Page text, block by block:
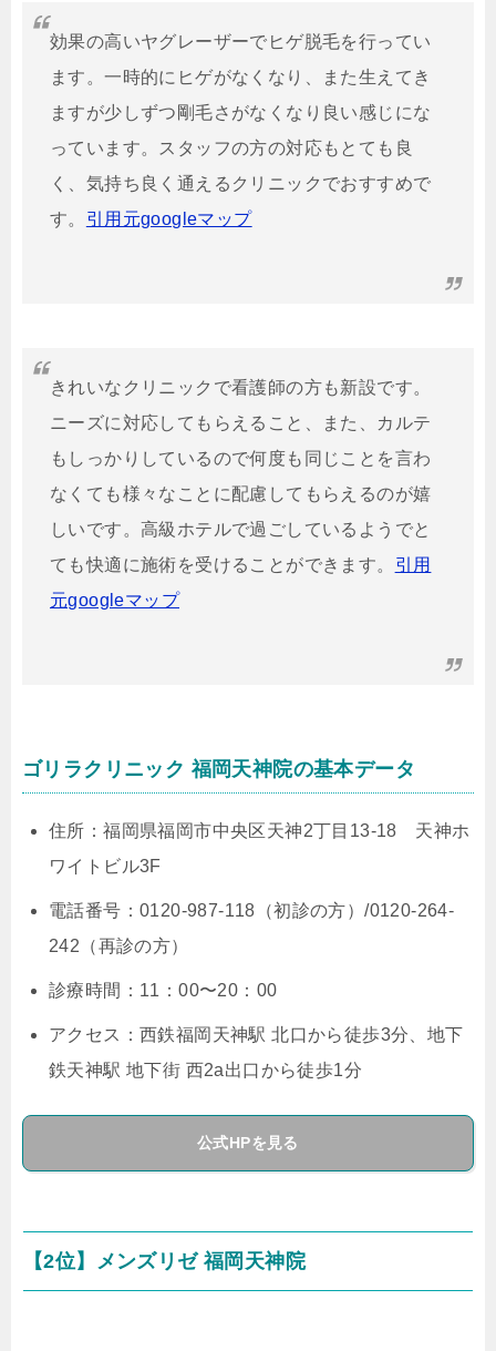
効果の高いヤグレーザーでヒゲ脱毛を行ってい
ます。一時的にヒゲがなくなり、また生えてき
ますが少しずつ剛毛さがなくなり良い感じにな
っています。スタッフの方の対応もとても良
く、気持ち良く通えるクリニックでおすすめで
す。 引用元googleマップ
きれいなクリニックで看護師の方も新設です。
ニーズに対応してもらえること、また、カルテ
もしっかりしているので何度も同じことを言わ
なくても様々なことに配慮してもらえるのが嬉
しいです。高級ホテルで過ごしているようでと
ても快適に施術を受けることができます。 引用
元googleマップ
ゴリラクリニック 福岡天神院の基本データ
住所：福岡県福岡市中央区天神2丁目13-18 天神ホ
ワイトビル3F
電話番号：0120-987-118（初診の方）/0120-264-
242（再診の方）
診療時間：11：00〜20：00
アクセス：西鉄福岡天神駅 北口から徒歩3分、地下
鉄天神駅 地下街 西2a出口から徒歩1分
公式HPを見る
【2位】メンズリゼ 福岡天神院